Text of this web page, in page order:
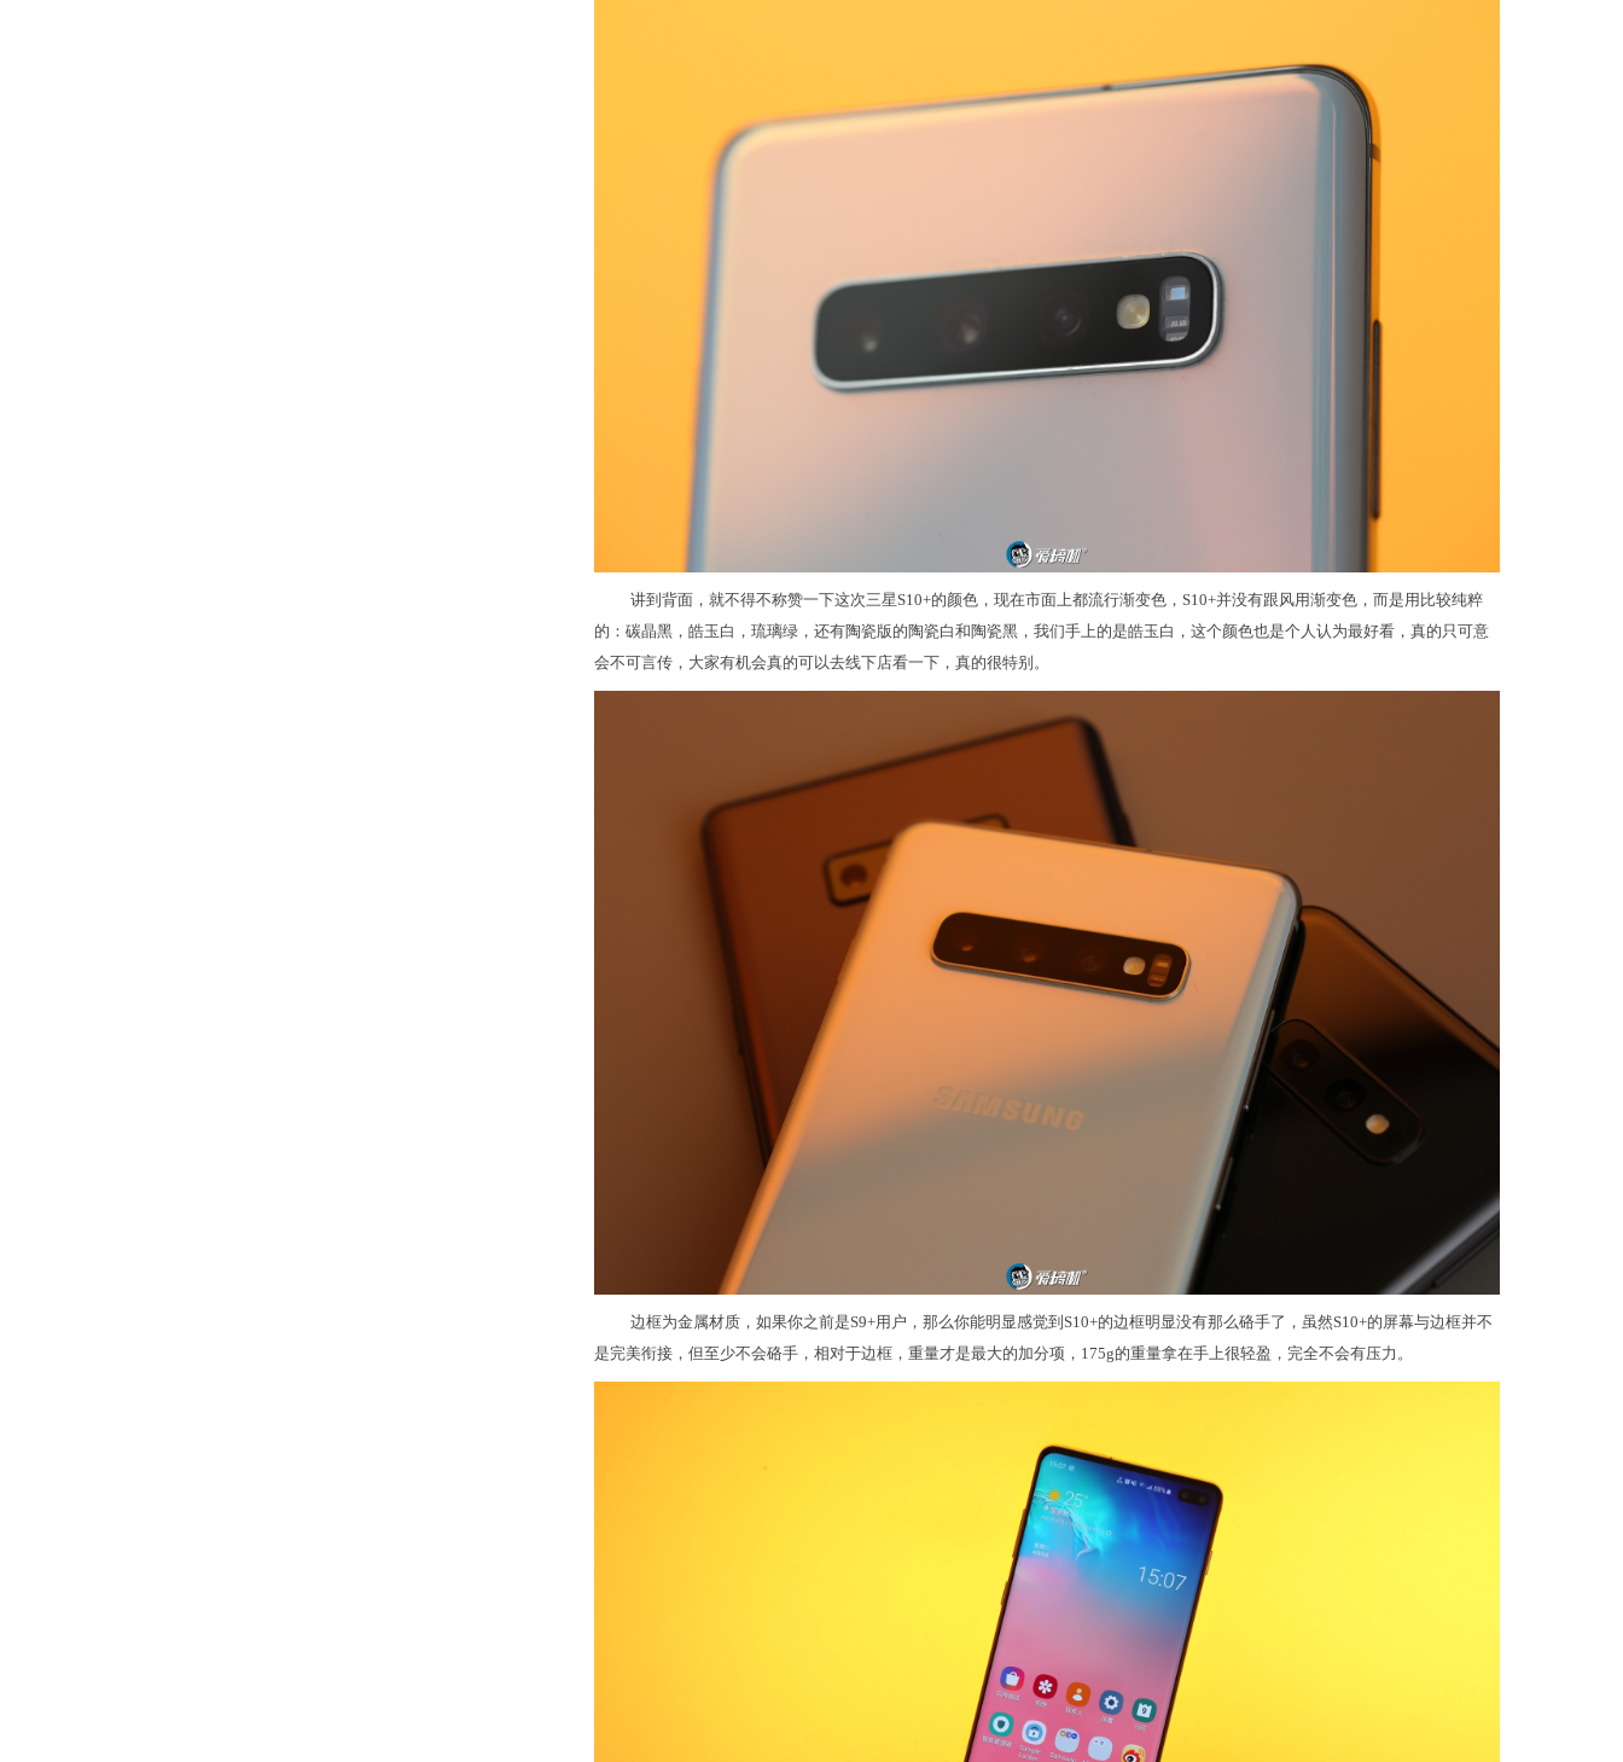
讲到背面，就不得不称赞一下这次三星S10+的颜色，现在市面上都流行渐变色，S10+并没有跟风用渐变色，而是用比较纯粹
的：碳晶黑，皓玉白，琉璃绿，还有陶瓷版的陶瓷白和陶瓷黑，我们手上的是皓玉白，这个颜色也是个人认为最好看，真的只可意
会不可言传，大家有机会真的可以去线下店看一下，真的很特别。
边框为金属材质，如果你之前是S9+用户，那么你能明显感觉到S10+的边框明显没有那么硌手了，虽然S10+的屏幕与边框并不
是完美衔接，但至少不会硌手，相对于边框，重量才是最大的加分项，175g的重量拿在手上很轻盈，完全不会有压力。